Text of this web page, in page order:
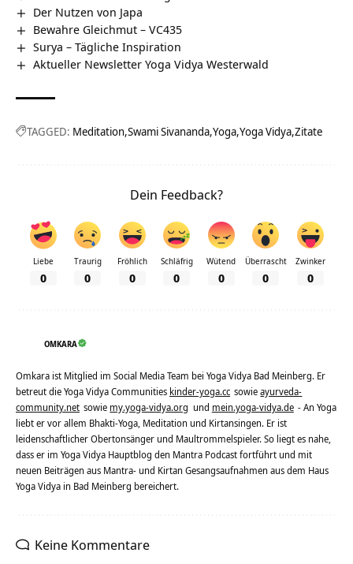
Der Nutzen von Japa
Bewahre Gleichmut – VC435
Surya – Tägliche Inspiration
Aktueller Newsletter Yoga Vidya Westerwald
TAGGED: Meditation Swami Sivananda Yoga Yoga Vidya Zitate
Dein Feedback?
Liebe
0
Traurig
0
Fröhlich
0
Schläfrig
0
Wütend
0
Überrascht
0
Zwinker
0
OMKARA
Omkara ist Mitglied im Social Media Team bei Yoga Vidya Bad Meinberg. Er
betreut die Yoga Vidya Communities kinder-yoga.cc sowieayurveda-
community.net sowie my.yoga-vidya.org und mein.yoga-vidya.de - An Yoga
liebt er vor allem Bhakti-Yoga, Meditation und Kirtansingen. Er ist
leidenschaftlicher Obertonsänger und Maultrommelspieler. So liegt es nahe,
dass er im Yoga Vidya Hauptblog den Mantra Podcast fortführt und mit
neuen Beiträgen aus Mantra- und Kirtan Gesangsaufnahmen aus dem Haus
Yoga Vidya in Bad Meinberg bereichert.
Keine Kommentare